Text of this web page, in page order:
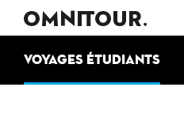
Voyages étudiants